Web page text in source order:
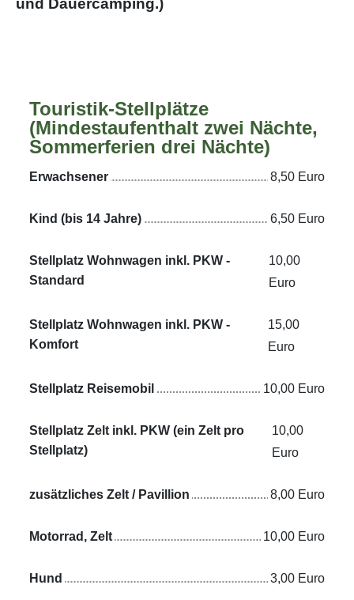
Touristik-Stellplätze
(Mindestaufenthalt zwei Nächte,
Sommerferien drei Nächte)
Erwachsener 8,50 Euro
Kind (bis 14 Jahre) 6,50 Euro
Stellplatz Wohnwagen inkl. PKW -
Standard
10,00
Euro
Stellplatz Wohnwagen inkl. PKW -
Komfort
15,00
Euro
Stellplatz Reisemobil 10,00 Euro
Stellplatz Zelt inkl. PKW (ein Zelt pro
Stellplatz)
10,00
Euro
zusätzliches Zelt / Pavillion 8,00 Euro
Motorrad, Zelt 10,00 Euro
Hund 3,00 Euro